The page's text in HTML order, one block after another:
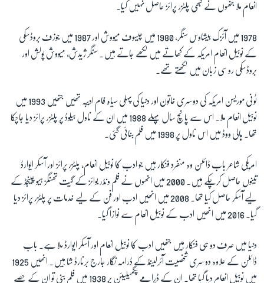
انعام ملا جنھوں نے کبھی پلٹزر پرائز حاصل نہیں کیا۔
1978 میں آئزک بیشاوس سنگر، 1980 میں چیسوف میووش اور 1987 میں جوزف بروڈسکی
کے نوبیل انعام امریکہ کے کھاتے میں لکھے جاتے ہیں۔ سنگر ژیدش، میووش پولش اور
بروڈسکی روسی زبان میں لکھتے تھے۔
ٹونی موریسن امریکہ کی دوسری خاتون اور دنیا کی پہلی سیاہ فام ادیبہ تھیں جنھیں 1993 میں
نوبیل انعام ملا۔ اس سے پانچ سال پہلے 1988 میں ان کے ناول بیلوڈ پر پلٹزر پرائز دیا جاچکا
تھا۔ ہالی ووڈ میں اس ناول پر 1998 میں فلم بنائی گئی۔
امریکی شاعر باب ڈائلن وہ منفرد فنکار ہیں جو ادب کا نوبیل انعام، پلٹزر پرائز اور آسکر ایوارڈ
تینوں حاصل کرچکے ہیں۔ 2000 میں انھوں نے فلم ونڈر بوائز کے گیت تھنگز ہیو چینجڈ کے
لیے آسکر حاصل کیا تھا۔ 2008 میں انھیں ادب اور فن کے لیے خدمات پر پلٹزر پرائز دیا
گیا۔ 2016 میں انھیں ادب کے نوبیل انعام سے نوازا گیا۔
دنیا میں صرف دو ہی فنکار ہیں جنھیں ادب کا نوبیل انعام اور آسکر ایوارڈ ملا ہے۔ باب
ڈائلن کے علاوہ دوسری شخصیت آئرلینڈ کے ڈرامہ نگار جارج برنارڈ شا ہیں۔ انھیں 1925
میں نوبیل انعام دیا گیا تھا۔ ان کے ڈرامے پگمیلیئن پر 1938 میں فلم بنی تو ان کے حصے